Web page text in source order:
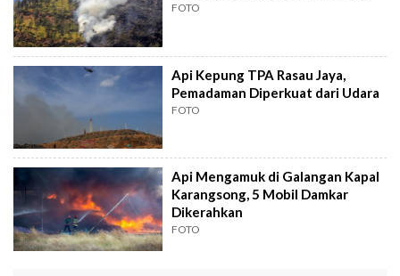
FOTO
Api Kepung TPA Rasau Jaya,
Pemadaman Diperkuat dari Udara
FOTO
Api Mengamuk di Galangan Kapal
Karangsong, 5 Mobil Damkar
Dikerahkan
FOTO